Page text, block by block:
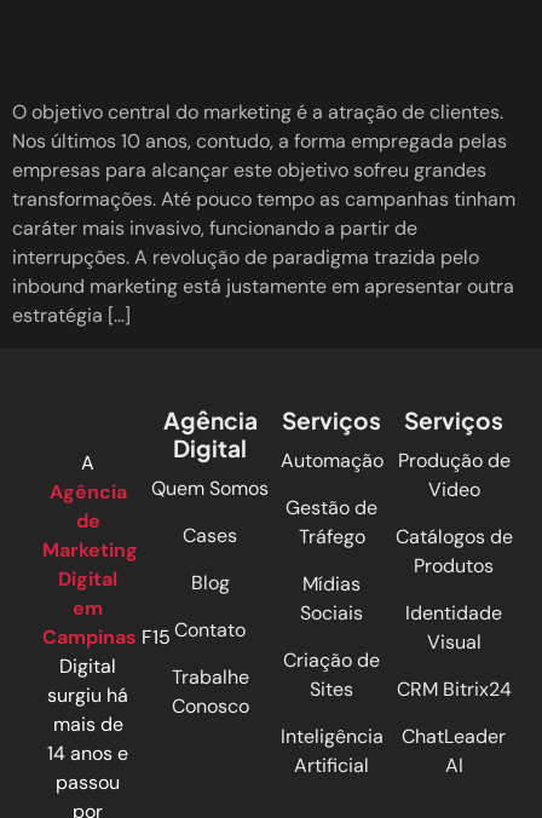
O objetivo central do marketing é a atração de clientes.
Nos últimos 10 anos, contudo, a forma empregada pelas
empresas para alcançar este objetivo sofreu grandes
transformações. Até pouco tempo as campanhas tinham
caráter mais invasivo, funcionando a partir de
interrupções. A revolução de paradigma trazida pelo
inbound marketing está justamente em apresentar outra
estratégia […]
A
Agência
de
Marketing
Digital
em
Campinas F15
Digital
surgiu há
mais de
14 anos e
passou
por
Agência
Digital
Quem Somos
Cases
Blog
Contato
Trabalhe
Conosco
Serviços
Automação
Gestão de
Tráfego
Mídias
Sociais
Criação de
Sites
Inteligência
Artificial
Serviços
Produção de
Video
Catálogos de
Produtos
Identidade
Visual
CRM Bitrix24
ChatLeader
AI